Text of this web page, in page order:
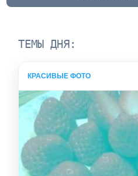
ТЕМЫ ДНЯ:
КРАСИВЫЕ ФОТО